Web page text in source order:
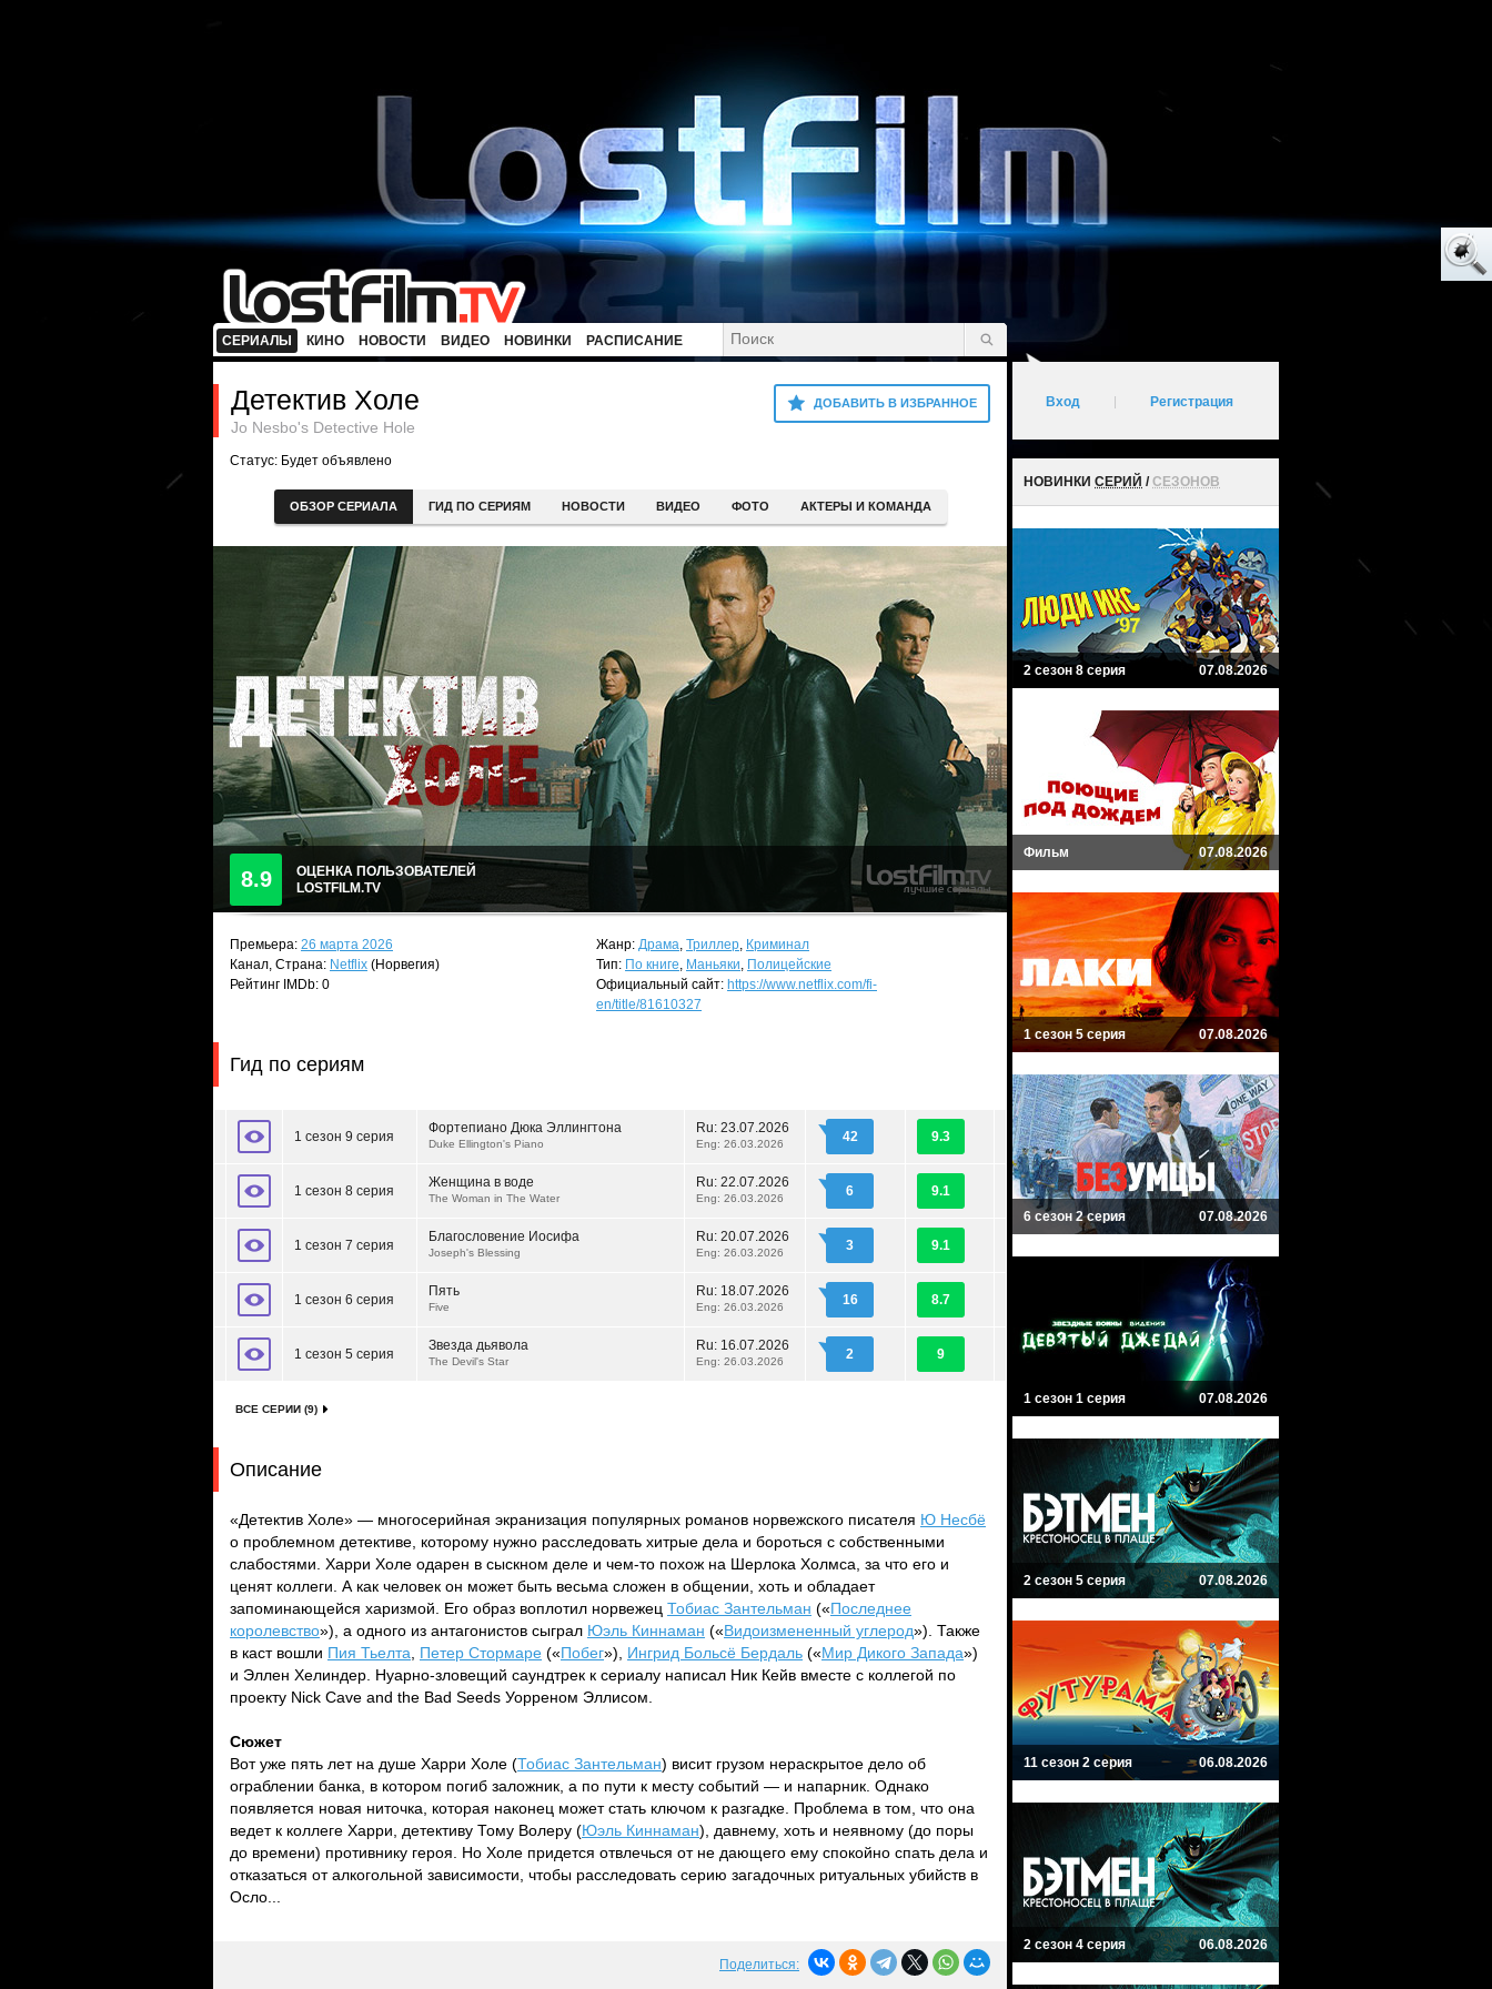
СЕРИАЛЫ КИНО НОВОСТИ ВИДЕО НОВИНКИ РАСПИСАНИЕ
ДОБАВИТЬ В ИЗБРАННОЕ
Детектив Холе
Jo Nesbo's Detective Hole
Статус: Будет объявлено
ОБЗОР СЕРИАЛА ГИД ПО СЕРИЯМ НОВОСТИ ВИДЕО ФОТО АКТЕРЫ И КОМАНДА
8.9
ОЦЕНКА ПОЛЬЗОВАТЕЛЕЙ
LOSTFILM.TV
Премьера: 26 марта 2026
Канал, Страна: Netflix (Норвегия)
Рейтинг IMDb: 0
Жанр: Драма, Триллер, Криминал
Тип: По книге, Маньяки, Полицейские
Официальный сайт: https://www.netflix.com/fi-
en/title/81610327
Гид по сериям
1 сезон 9 серия
Фортепиано Дюка Эллингтона
Duke Ellington's Piano
Ru: 23.07.2026
Eng: 26.03.2026 42 9.3
1 сезон 8 серия
Женщина в воде
The Woman in The Water
Ru: 22.07.2026
Eng: 26.03.2026 6 9.1
1 сезон 7 серия
Благословение Иосифа
Joseph's Blessing
Ru: 20.07.2026
Eng: 26.03.2026 3 9.1
1 сезон 6 серия
Пять
Five
Ru: 18.07.2026
Eng: 26.03.2026 16 8.7
1 сезон 5 серия
Звезда дьявола
The Devil's Star
Ru: 16.07.2026
Eng: 26.03.2026 2 9
ВСЕ СЕРИИ (9)
Описание
«Детектив Холе» — многосерийная экранизация популярных романов норвежского писателя Ю Несбё
о проблемном детективе, которому нужно расследовать хитрые дела и бороться с собственными
слабостями. Харри Холе одарен в сыскном деле и чем-то похож на Шерлока Холмса, за что его и
ценят коллеги. А как человек он может быть весьма сложен в общении, хоть и обладает
запоминающейся харизмой. Его образ воплотил норвежец Тобиас Зантельман («Последнее
королевство»), а одного из антагонистов сыграл Юэль Киннаман («Видоизмененный углерод»). Также
в каст вошли Пия Тьелта Петер Стормаре («Побег»), Ингрид Больсё Бердаль («Мир Дикого Запада»)
и Эллен Хелиндер. Нуарно-зловещий саундтрек к сериалу написал Ник Кейв вместе с коллегой по
проекту Nick Cave and the Bad Seeds Уорреном Эллисом.
Сюжет
Вот уже пять лет на душе Харри Холе (Тобиас Зантельман) висит грузом нераскрытое дело об
ограблении банка, в котором погиб заложник, а по пути к месту событий — и напарник. Однако
появляется новая ниточка, которая наконец может стать ключом к разгадке. Проблема в том, что она
ведет к коллеге Харри, детективу Тому Волеру (Юэль Киннаман), давнему, хоть и неявному (до поры
до времени) противнику героя. Но Холе придется отвлечься от не дающего ему спокойно спать дела и
отказаться от алкогольной зависимости, чтобы расследовать серию загадочных ритуальных убийств в
Осло...
Поделиться:
Вход Регистрация
НОВИНКИ СЕРИЙ /СЕЗОНОВ
2 сезон 8 серия 07.08.2026
Фильм 07.08.2026
1 сезон 5 серия 07.08.2026
6 сезон 2 серия 07.08.2026
1 сезон 1 серия 07.08.2026
2 сезон 5 серия 07.08.2026
11 сезон 2 серия 06.08.2026
2 сезон 4 серия 06.08.2026